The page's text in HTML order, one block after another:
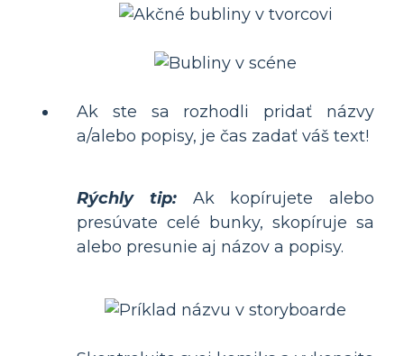
Ak ste sa rozhodli pridať názvy
a/alebo popisy, je čas zadať váš text!
Rýchly tip:Ak kopírujete alebo
presúvate celé bunky, skopíruje sa
alebo presunie aj názov a popisy.